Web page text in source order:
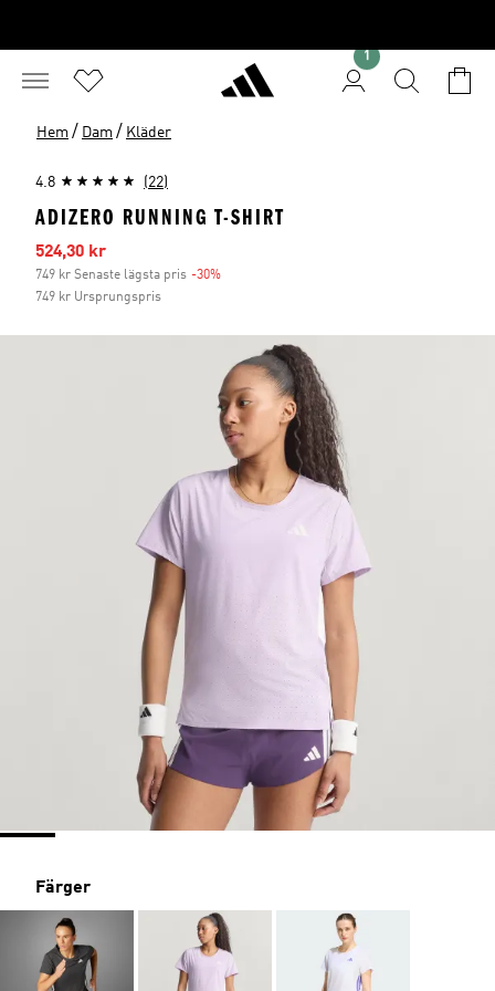
1
Hem / Dam / Kläder
4.8 (22)
ADIZERO RUNNING T-SHIRT
Reapris
524,30 kr
749 kr Senaste lägsta pris -30%
749 kr Ursprungspris
Färger